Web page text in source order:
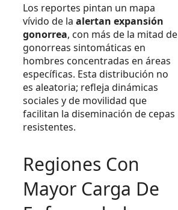
Los reportes pintan un mapa
vívido de la alertan expansión
gonorrea, con más de la mitad de
gonorreas sintomáticas en
hombres concentradas en áreas
específicas. Esta distribución no
es aleatoria; refleja dinámicas
sociales y de movilidad que
facilitan la diseminación de cepas
resistentes.
Regiones Con
Mayor Carga De